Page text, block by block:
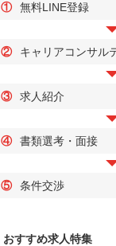
① 無料LINE登録
② キャリアコンサル
③ 求人紹介
④ 書類選考・面接
⑤ 条件交渉
おすすめ求人特集